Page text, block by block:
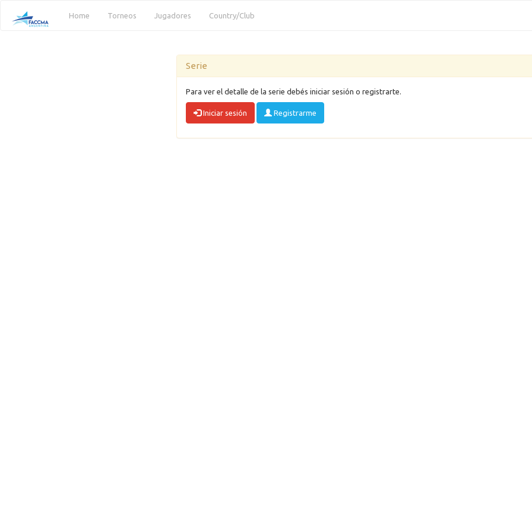
Home (current)Torneos Jugadores Country/Club
Serie
Para ver el detalle de la serie debés iniciar sesión o registrarte.
Iniciar sesión Registrarme